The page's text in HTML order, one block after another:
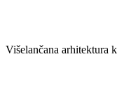
Višelančana arhitektura